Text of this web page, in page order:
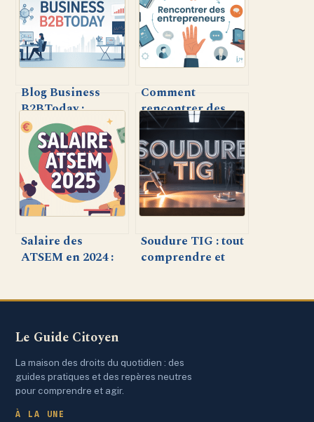
Blog Business
B2BToday :
tendances,
conseils et
analyses pour
booster votre
stratégie B2B
Comment
rencontrer des
entrepreneurs –
méthodes, lieux et
astuces pour créer
du réseau
Salaire des
ATSEM en 2024 :
rémunération
Soudure TIG : tout
comprendre et
précision
Le Guide Citoyen
La maison des droits du quotidien : des
guides pratiques et des repères neutres
pour comprendre et agir.
À LA UNE